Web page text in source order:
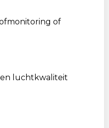
of
luchtkwaliteit